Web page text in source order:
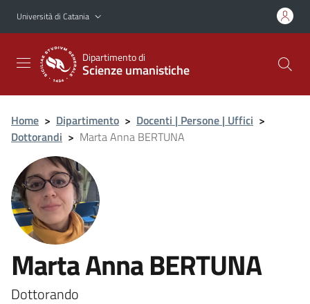
Vai al contenuto principale
Vai al menu di navigazione
Università di Catania
Dipartimento di
Scienze umanistiche
Home > Dipartimento > Docenti | Persone | Uffici >
Dottorandi > Marta Anna BERTUNA
Marta Anna BERTUNA
Dottorando